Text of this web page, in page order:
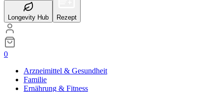
Longevity Hub Rezept
0
Arzneimittel & Gesundheit
Familie
Ernährung & Fitness